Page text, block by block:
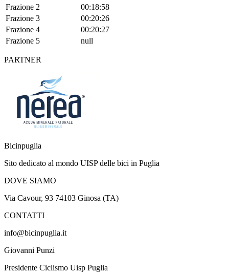
Frazione 2
00:18:58
Frazione 3
00:20:26
Frazione 4
00:20:27
Frazione 5
null
PARTNER
Bicinpuglia
Sito dedicato al mondo UISP delle bici in Puglia
DOVE SIAMO
Via Cavour, 93 74103 Ginosa (TA)
CONTATTI
info@bicinpuglia.it
Giovanni Punzi
Presidente Ciclismo Uisp Puglia